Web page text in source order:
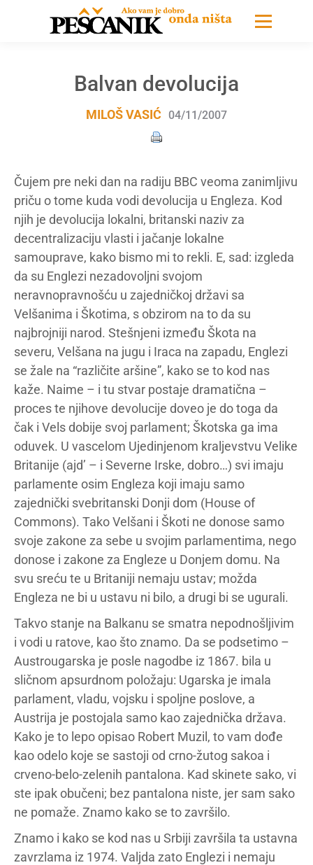
Balvan devolucija
MILOŠ VASIĆ 04/11/2007
Čujem pre neki dan na radiju BBC veoma zanimljivu
priču o tome kuda vodi devolucija u Engleza. Kod
njih je devolucija lokalni, britanski naziv za
decentralizaciju vlasti i jačanje lokalne
samouprave, kako bismo mi to rekli. E, sad: izgleda
da su Englezi nezadovoljni svojom
neravnopravnošću u zajedničkoj državi sa
Velšanima i Škotima, s obzirom na to da su
najbrojniji narod. Stešnjeni između Škota na
severu, Velšana na jugu i Iraca na zapadu, Englezi
se žale na “različite aršine”, kako se to kod nas
kaže. Naime – i tu stvar postaje dramatična –
proces te njihove devolucije doveo je do toga da
čak i Vels dobije svoj parlament; Škotska ga ima
oduvek. U vascelom Ujedinjenom kraljevstvu Velike
Britanije (ajd’ – i Severne Irske, dobro…) svi imaju
parlamente osim Engleza koji imaju samo
zajednički svebritanski Donji dom (House of
Commons). Tako Velšani i Škoti ne donose samo
svoje zakone za sebe u svojim parlamentima, nego
donose i zakone za Engleze u Donjem domu. Na
svu sreću te u Britaniji nemaju ustav; možda
Engleza ne bi u ustavu ni bilo, a drugi bi se ugurali.
Takvo stanje na Balkanu se smatra nepodnošljivim
i vodi u ratove, kao što znamo. Da se podsetimo –
Austrougarska je posle nagodbe iz 1867. bila u
sličnom apsurdnom položaju: Ugarska je imala
parlament, vladu, vojsku i spoljne poslove, a
Austrija je postojala samo kao zajednička država.
Kako je to lepo opisao Robert Muzil, to vam dođe
kao odelo koje se sastoji od crno-žutog sakoa i
crveno-belo-zelenih pantalona. Kad skinete sako, vi
ste ipak obučeni; bez pantalona niste, jer sam sako
ne pomaže. Znamo kako se to završilo.
Znamo i kako se kod nas u Srbiji završila ta ustavna
zavrzlama iz 1974. Valjda zato Englezi i nemaju